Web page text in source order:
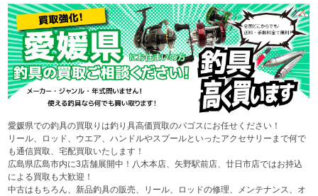
愛媛県での釣具の買取りは釣り具高価買取のパゴスにお任せください！
リール、ロッド、ウエア、ハンドルやスプールといったアクセサリーまで何で
も通信買取、宅配買取いたします！
広島県広島市内に3店舗展開中！八木本店、矢野駅前店、廿日市店ではお持込
による買取も大歓迎！
中古はもちろん、新品釣具の販売、リール、ロッドの修理、メンテナンス、オ